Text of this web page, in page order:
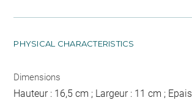
PHYSICAL CHARACTERISTICS
Dimensions
Hauteur : 16,5 cm ; Largeur : 11 cm ;